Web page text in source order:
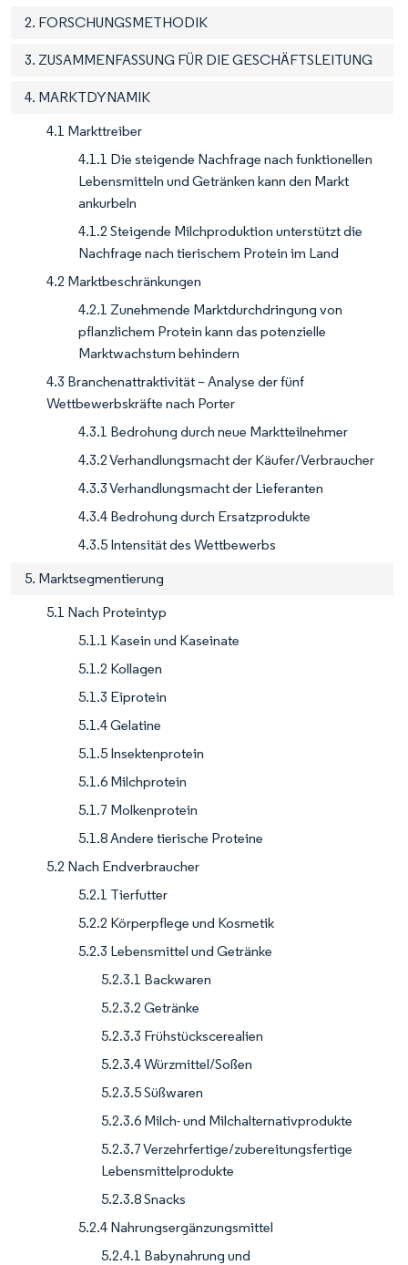
2. FORSCHUNGSMETHODIK
3. ZUSAMMENFASSUNG FÜR DIE GESCHÄFTSLEITUNG
4. MARKTDYNAMIK
4.1 Markttreiber
4.1.1 Die steigende Nachfrage nach funktionellen
Lebensmitteln und Getränken kann den Markt
ankurbeln
4.1.2 Steigende Milchproduktion unterstützt die
Nachfrage nach tierischem Protein im Land
4.2 Marktbeschränkungen
4.2.1 Zunehmende Marktdurchdringung von
pflanzlichem Protein kann das potenzielle
Marktwachstum behindern
4.3 Branchenattraktivität – Analyse der fünf
Wettbewerbskräfte nach Porter
4.3.1 Bedrohung durch neue Marktteilnehmer
4.3.2 Verhandlungsmacht der Käufer/Verbraucher
4.3.3 Verhandlungsmacht der Lieferanten
4.3.4 Bedrohung durch Ersatzprodukte
4.3.5 Intensität des Wettbewerbs
5. Marktsegmentierung
5.1 Nach Proteintyp
5.1.1 Kasein und Kaseinate
5.1.2 Kollagen
5.1.3 Eiprotein
5.1.4 Gelatine
5.1.5 Insektenprotein
5.1.6 Milchprotein
5.1.7 Molkenprotein
5.1.8 Andere tierische Proteine
5.2 Nach Endverbraucher
5.2.1 Tierfutter
5.2.2 Körperpflege und Kosmetik
5.2.3 Lebensmittel und Getränke
5.2.3.1 Backwaren
5.2.3.2 Getränke
5.2.3.3 Frühstückscerealien
5.2.3.4 Würzmittel/Soßen
5.2.3.5 Süßwaren
5.2.3.6 Milch- und Milchalternativprodukte
5.2.3.7 Verzehrfertige/zubereitungsfertige
Lebensmittelprodukte
5.2.3.8 Snacks
5.2.4 Nahrungsergänzungsmittel
5.2.4.1 Babynahrung und